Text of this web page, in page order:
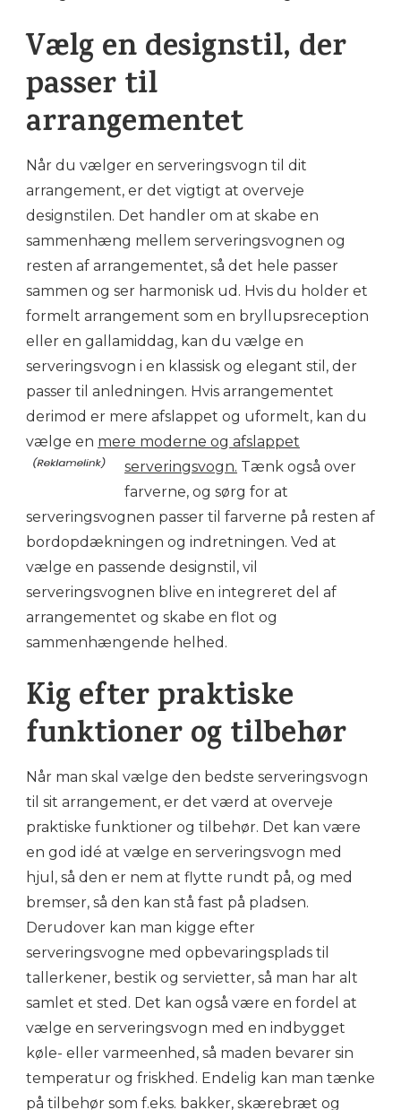
Vælg en designstil, der
passer til
arrangementet
Når du vælger en serveringsvogn til dit
arrangement, er det vigtigt at overveje
designstilen. Det handler om at skabe en
sammenhæng mellem serveringsvognen og
resten af arrangementet, så det hele passer
sammen og ser harmonisk ud. Hvis du holder et
formelt arrangement som en bryllupsreception
eller en gallamiddag, kan du vælge en
serveringsvogn i en klassisk og elegant stil, der
passer til anledningen. Hvis arrangementet
derimod er mere afslappet og uformelt, kan du
vælge en mere moderne og afslappet
serveringsvogn. Tænk også over
farverne, og sørg for at
serveringsvognen passer til farverne på resten af
bordopdækningen og indretningen. Ved at
vælge en passende designstil, vil
serveringsvognen blive en integreret del af
arrangementet og skabe en flot og
sammenhængende helhed.
Kig efter praktiske
funktioner og tilbehør
Når man skal vælge den bedste serveringsvogn
til sit arrangement, er det værd at overveje
praktiske funktioner og tilbehør. Det kan være
en god idé at vælge en serveringsvogn med
hjul, så den er nem at flytte rundt på, og med
bremser, så den kan stå fast på pladsen.
Derudover kan man kigge efter
serveringsvogne med opbevaringsplads til
tallerkener, bestik og servietter, så man har alt
samlet et sted. Det kan også være en fordel at
vælge en serveringsvogn med en indbygget
køle- eller varmeenhed, så maden bevarer sin
temperatur og friskhed. Endelig kan man tænke
på tilbehør som f.eks. bakker, skærebræt og